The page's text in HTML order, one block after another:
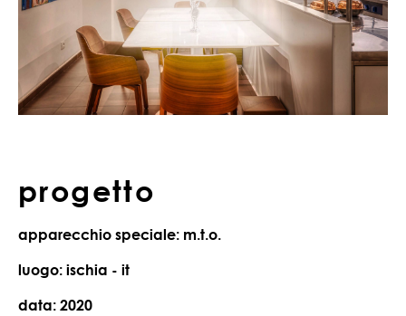
progetto
apparecchio speciale: m.t.o.
luogo: ischia - it
data: 2020